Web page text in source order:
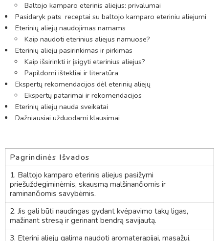
Baltojo kamparo eterinis aliejus: privalumai
Pasidaryk pats receptai su baltojo kamparo eteriniu aliejumi
Eterinių aliejų naudojimas namams
Kaip naudoti eterinius aliejus namuose?
Eterinių aliejų pasirinkimas ir pirkimas
Kaip išsirinkti ir įsigyti eterinius aliejus?
Papildomi ištekliai ir literatūra
Ekspertų rekomendacijos dėl eterinių aliejų
Ekspertų patarimai ir rekomendacijos
Eterinių aliejų nauda sveikatai
Dažniausiai užduodami klausimai
Pagrindinės Išvados
1. Baltojo kamparo eterinis aliejus pasižymi
priešuždegiminėmis, skausmą malšinančiomis ir
raminančiomis savybėmis.
2. Jis gali būti naudingas gydant kvėpavimo takų ligas,
mažinant stresą ir gerinant bendrą savijautą.
3. Eterinį aliejų galima naudoti aromaterapijai, masažui,